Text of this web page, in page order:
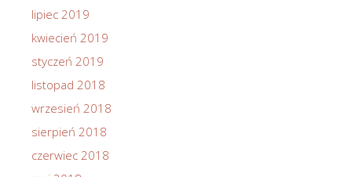
lipiec 2019
kwiecień 2019
styczeń 2019
listopad 2018
wrzesień 2018
sierpień 2018
czerwiec 2018